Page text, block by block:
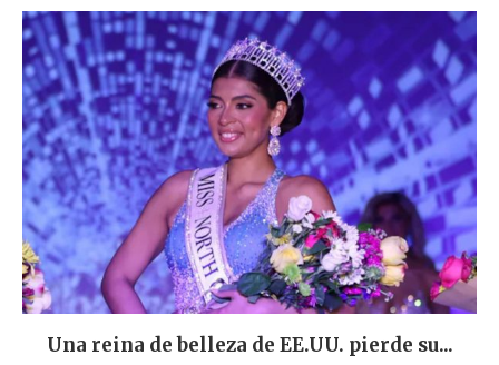
Una reina de belleza de EE.UU. pierde su...